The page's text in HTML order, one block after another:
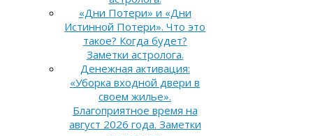
«Дни Потери» и «Дни
Истинной Потери». Что это
такое? Когда будет?
Заметки астролога.
Денежная активация:
«Уборка входной двери в
своем жилье».
Благоприятное время на
август 2026 года. Заметки